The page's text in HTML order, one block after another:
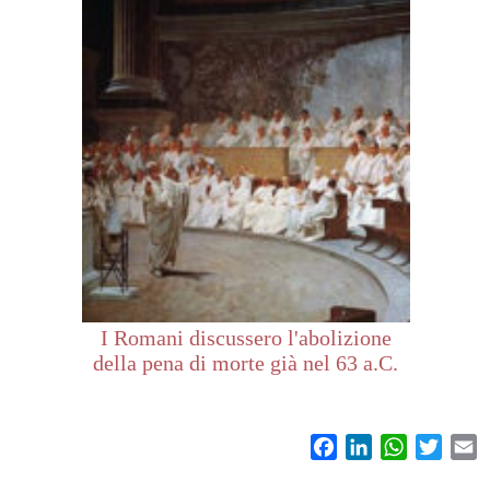
I Romani discussero l'abolizione
della pena di morte già nel 63 a.C.
FacebookLinkedIn